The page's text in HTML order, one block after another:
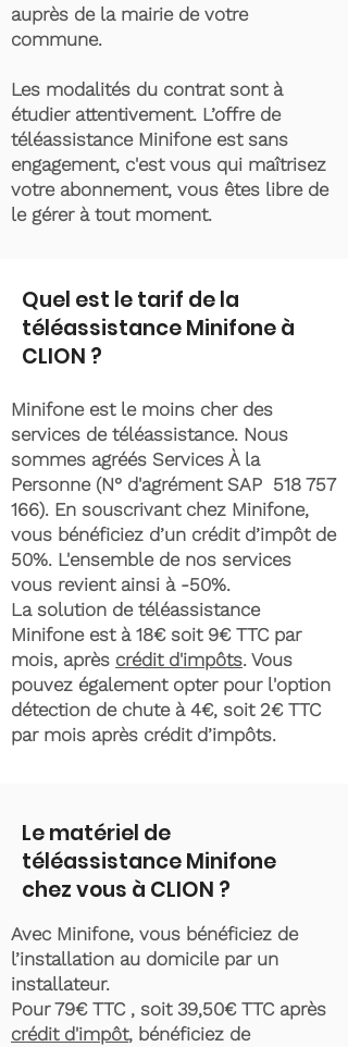
auprès de la mairie de votre
commune.
Les modalités du contrat sont à
étudier attentivement. L’offre de
téléassistance Minifone est sans
engagement, c'est vous qui maîtrisez
votre abonnement, vous êtes libre de
le gérer à tout moment.
Quel est le tarif de la
téléassistance Minifone à
CLION ?
Minifone est le moins cher des
services de téléassistance. Nous
sommes agréés Services À la
Personne (N° d'agrément SAP 518 757
166). En souscrivant chez Minifone,
vous bénéficiez d’un crédit d’impôt de
50%. L'ensemble de nos services
vous revient ainsi à -50%.
La solution de téléassistance
Minifone est à 18€ soit 9€ TTC par
mois, après crédit d'impôts. Vous
pouvez également opter pour l'option
détection de chute à 4€, soit 2€ TTC
par mois après crédit d’impôts.
Le matériel de
téléassistance Minifone
chez vous à CLION ?
Avec Minifone, vous bénéficiez de
l’installation au domicile par un
installateur.
Pour 79€ TTC , soit 39,50€ TTC après
crédit d'impôt, bénéficiez de